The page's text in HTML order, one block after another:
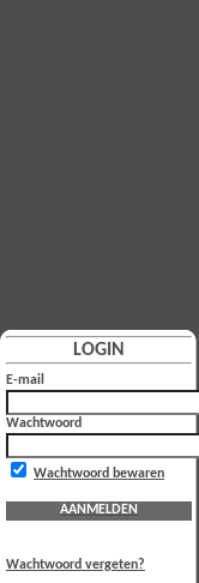
LOGIN
E-mail
Wachtwoord
Wachtwoord bewaren
AANMELDEN
Wachtwoord vergeten?